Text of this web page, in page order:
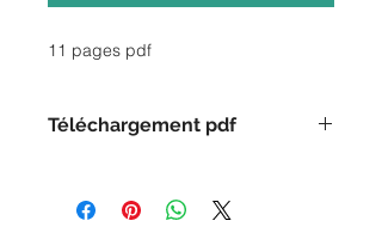
11 pages pdf
Téléchargement pdf